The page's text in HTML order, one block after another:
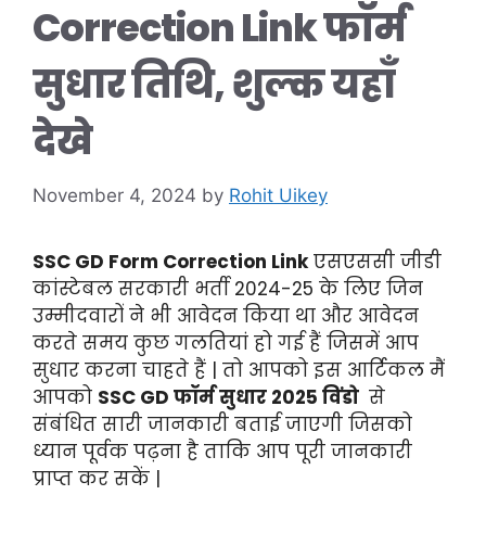
Correction Link फॉर्म
सुधार तिथि, शुल्क यहाँ
देखे
November 4, 2024 by Rohit Uikey
SSC GD Form Correction Linkएसएससी जीडी
कांस्टेबल सरकारी भर्ती 2024-25 के लिए जिन
उम्मीदवारों ने भी आवेदन किया था और आवेदन
करते समय कुछ गलतियां हो गई हैं जिसमें आप
सुधार करना चाहते हैं | तो आपको इस आर्टिकल मैं
आपको SSC GD फॉर्म सुधार 2025 विंडो से
संबंधित सारी जानकारी बताई जाएगी जिसको
ध्यान पूर्वक पढ़ना है ताकि आप पूरी जानकारी
प्राप्त कर सकें |